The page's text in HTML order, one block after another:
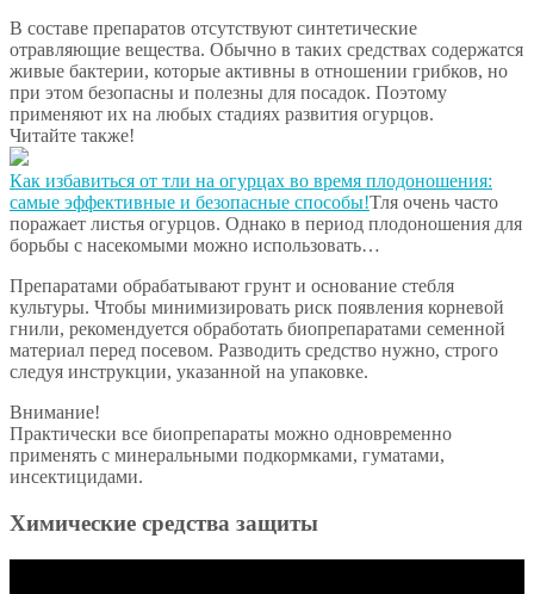
В составе препаратов отсутствуют синтетические
отравляющие вещества. Обычно в таких средствах содержатся
живые бактерии, которые активны в отношении грибков, но
при этом безопасны и полезны для посадок. Поэтому
применяют их на любых стадиях развития огурцов.
Читайте также!
Как избавиться от тли на огурцах во время плодоношения:
самые эффективные и безопасные способы!Тля очень часто
поражает листья огурцов. Однако в период плодоношения для
борьбы с насекомыми можно использовать…
Препаратами обрабатывают грунт и основание стебля
культуры. Чтобы минимизировать риск появления корневой
гнили, рекомендуется обработать биопрепаратами семенной
материал перед посевом. Разводить средство нужно, строго
следуя инструкции, указанной на упаковке.
Внимание!
Практически все биопрепараты можно одновременно
применять с минеральными подкормками, гуматами,
инсектицидами.
Химические средства защиты